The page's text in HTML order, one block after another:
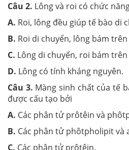
Câu 2. Lông và roi có chức
A. Roi, lông đều giúp tế bào di
B. Roi di chuyển, lông bám
C. Lông di chuyển, roi bám
D. Lông có tính kháng nguyên.
Câu 3. Màng sinh chất của tế
được cấu tạo bởi
A. Các phân tử prôtêin và
B. Các phân tử phôtpholipit và
C. Các phân tử prôtêin.